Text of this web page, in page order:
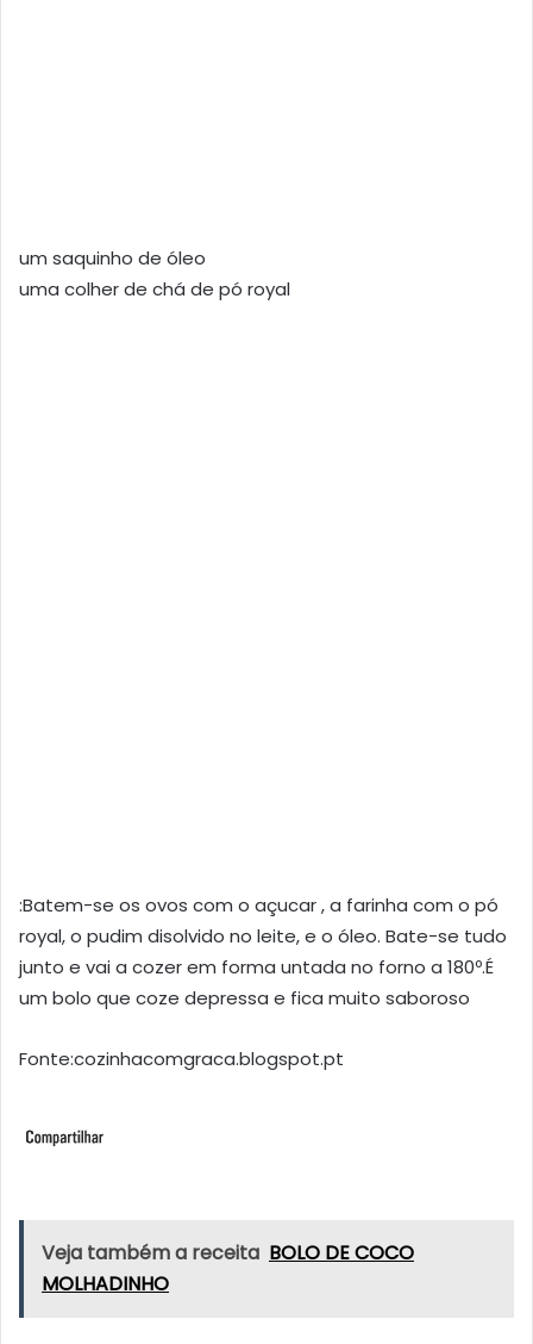
um saquinho de óleo
uma colher de chá de pó royal
:Batem-se os ovos com o açucar , a farinha com o pó
royal, o pudim disolvido no leite, e o óleo. Bate-se tudo
junto e vai a cozer em forma untada no forno a 180º.É
um bolo que coze depressa e fica muito saboroso
Fonte:cozinhacomgraca.blogspot.pt
Veja também a receita BOLO DE COCO
MOLHADINHO